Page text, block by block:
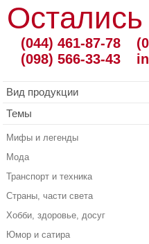
(044) 461-87-78
(098) 566-33-43
Вид продукции
Темы
Мифы и легенды
Мода
Транспорт и техника
Страны, части света
Хобби, здоровье, досуг
Юмор и сатира